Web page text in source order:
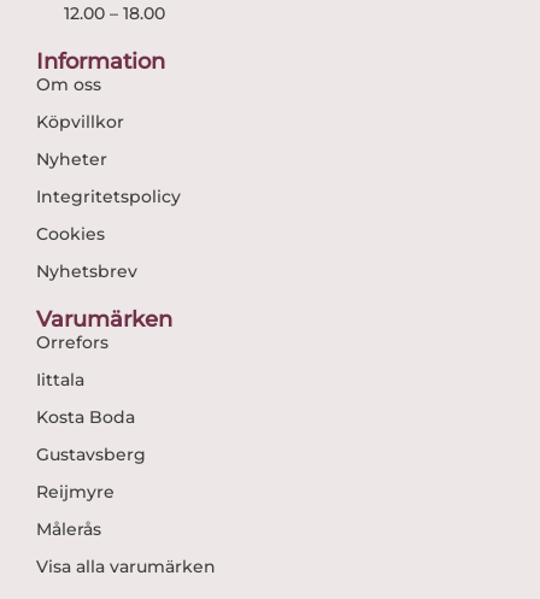
12.00 – 18.00
Information
Om oss
Köpvillkor
Nyheter
Integritetspolicy
Cookies
Nyhetsbrev
Varumärken
Orrefors
Iittala
Kosta Boda
Gustavsberg
Reijmyre
Målerås
Visa alla varumärken